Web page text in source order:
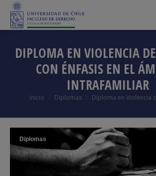
DIPLOMA EN VIOLENCIA
CON ÉNFASIS EN EL
INTRAFAMILIAR
Estás aquí:
Inicio Diplomas Diploma en Violencia
Diplomas